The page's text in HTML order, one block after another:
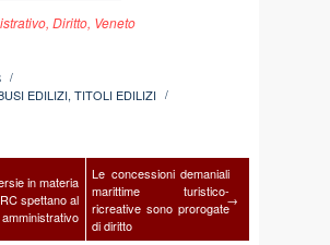
, Diritto, Veneto
/
EDILIZI, TITOLI EDILIZI /
in materia
spettano al
Le concessioni demaniali
marittime turistico-
ricreative sono prorogate
di diritto
→